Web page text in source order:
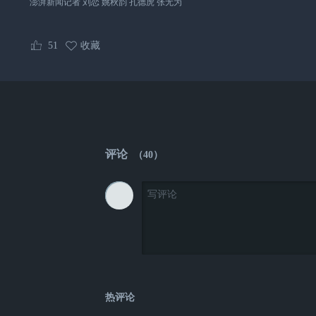
澎湃新闻记者 刘恋 姚秋韵 孔德虎 张无为
51 收藏
评论 （40）
热评论